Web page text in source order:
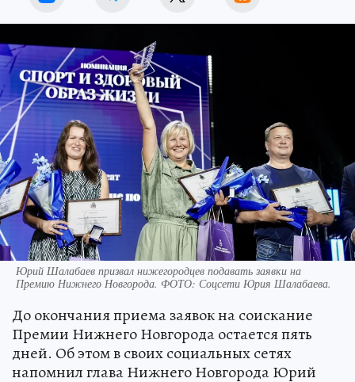
Юрий Шалабаев призвал нижегородцев подавать заявки на
Премию Нижнего Новгорода. ФОТО: Соцсети Юрия Шалабаева.
До окончания приема заявок на соискание
Премии Нижнего Новгорода остается пять
дней. Об этом в своих социальных сетях
напомнил глава Нижнего Новгорода Юрий